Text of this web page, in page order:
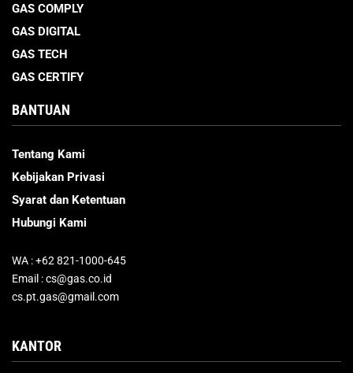
GAS COMPLY
GAS DIGITAL
GAS TECH
GAS CERTIFY
BANTUAN
Tentang Kami
Kebijakan Privasi
Syarat dan Ketentuan
Hubungi Kami
WA : +62 821-1000-645
Email : cs@gas.co.id
cs.pt.gas@gmail.com
KANTOR